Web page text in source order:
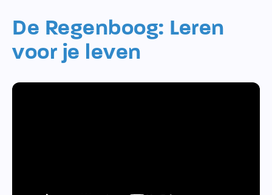
De Regenboog: Leren
voor je leven